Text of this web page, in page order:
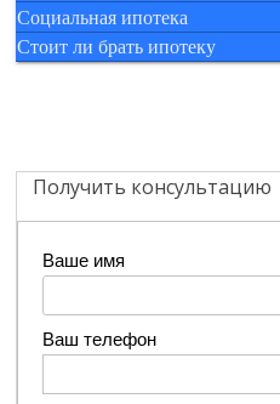
Социальная ипотека
Стоит ли брать ипотеку
Получить консультацию
Ваше имя
Ваш телефон